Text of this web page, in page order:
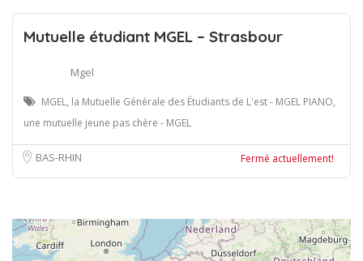
Mutuelle étudiant MGEL – Strasbour
Mgel
MGEL, la Mutuelle Générale des Étudiants de L'est - MGEL PIANO,
une mutuelle jeune pas chère - MGEL
BAS-RHIN Fermé actuellement!